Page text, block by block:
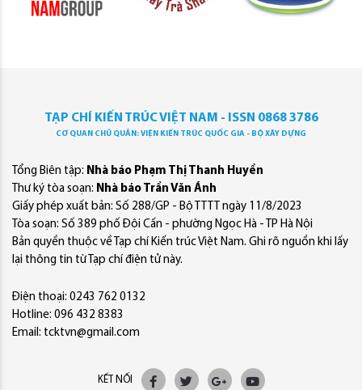
TẠP CHÍ KIẾN TRÚC VIỆT NAM - ISSN 0868 3786
CƠ QUAN CHỦ QUẢN: VIỆN KIẾN TRÚC QUỐC GIA - BỘ XÂY DỰNG
Tổng Biên tập: Nhà báo Phạm Thị Thanh Huyền
Thư ký tòa soạn: Nhà báo Trần Văn Ánh
Giấy phép xuất bản: Số 288/GP - Bộ TTTT ngày 11/8/2023
Tòa soạn: Số 389 phố Đội Cấn - phường Ngọc Hà - TP Hà Nội
Bản quyền thuộc về Tạp chí Kiến trúc Việt Nam. Ghi rõ nguồn khi lấy
lại thông tin từ Tạp chí điện tử này.
Điện thoại: 0243 762 0132
Hotline: 096 432 8383
Email: tcktvn@gmail.com
KẾT NỐI